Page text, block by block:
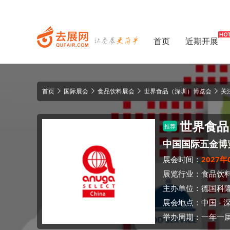
首页 近期开展
首页 国际展会 食品饮料展会 世界食品（深圳）博览会 关
推荐 世界食
中国国际五金博
展会时间：2027年
展览行业： 食品饮
主办单位： 德国科
展会地点： 中国 -
举办周期：一年一